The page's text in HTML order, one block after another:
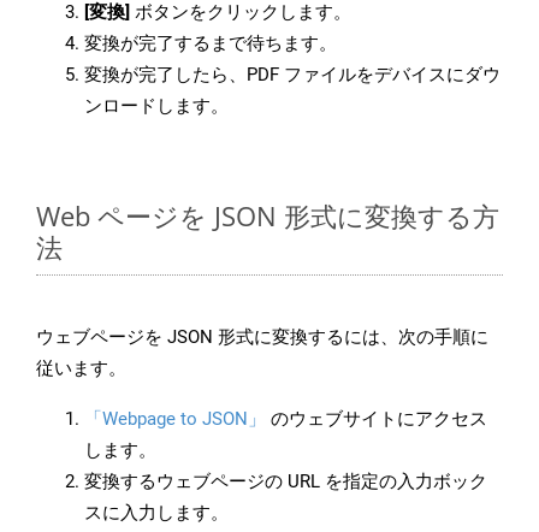
[変換] ボタンをクリックします。
変換が完了するまで待ちます。
変換が完了したら、PDF ファイルをデバイスにダウ
ンロードします。
Web ページを JSON 形式に変換する方
法
ウェブページを JSON 形式に変換するには、次の手順に
従います。
「Webpage to JSON」
のウェブサイトにアクセス
します。
変換するウェブページの URL を指定の入力ボック
スに入力します。